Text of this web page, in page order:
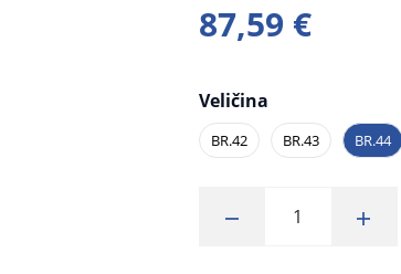
87,59 €
Veličina
BR.42 BR.43 BR.44